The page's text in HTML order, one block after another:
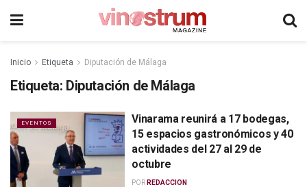
Inicio Etiqueta Diputación de Málaga
Etiqueta: Diputación de Málaga
EVENTOS
Vinarama reunirá a 17 bodegas,
15 espacios gastronómicos y 40
actividades del 27 al 29 de
octubre
POR REDACCION